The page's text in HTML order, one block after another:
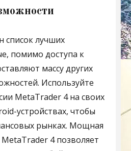
список лучших
помимо доступа к
массу других
Используйте
MetaTrader 4 на своих
устройствах, чтобы
рынках. Мощная
4 позволяет